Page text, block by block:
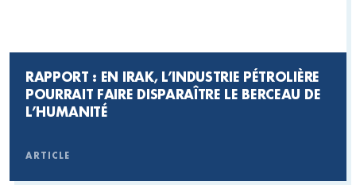
RAPPORT : EN IRAK, L’INDUSTRIE PÉTROLIÈRE
POURRAIT FAIRE DISPARAÎTRE LE BERCEAU DE
L’HUMANITÉ
ARTICLE